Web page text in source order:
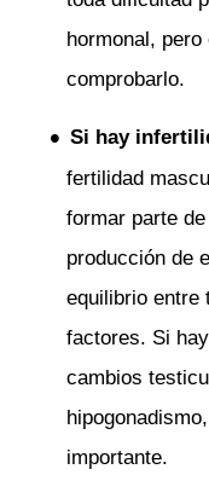
hormonal,
comprobarlo.
Si hay
fertilidad
formar parte
producción de
equilibrio entre
factores. Si
cambios
importante.